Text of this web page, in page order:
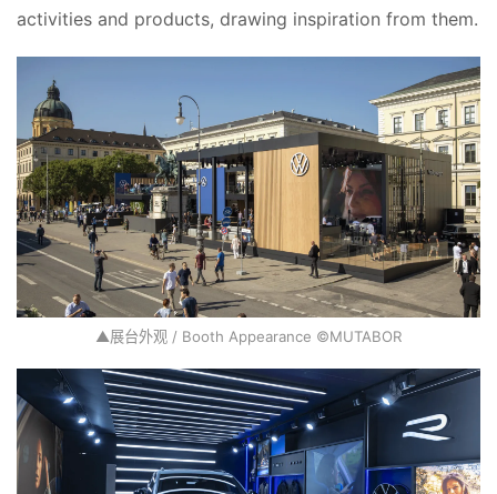
activities and products, drawing inspiration from them.
▲展台外观 / Booth Appearance ©MUTABOR